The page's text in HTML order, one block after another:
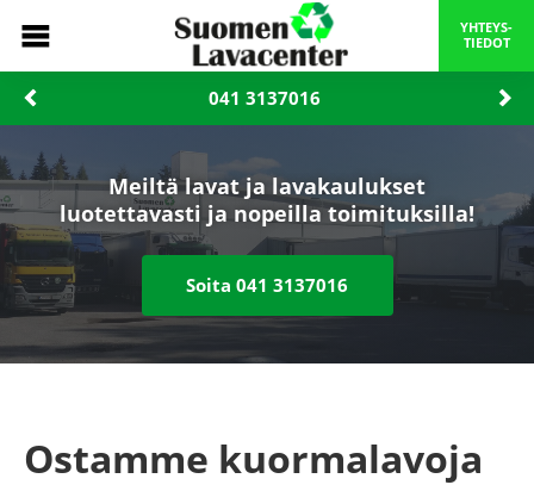
YHTEYS-
TIEDOT
041 3137016‬
Meiltä lavat ja lavakaulukset
luotettavasti ja nopeilla toimituksilla!
Soita ‪041 3137016‬
Ostamme kuormalavoja